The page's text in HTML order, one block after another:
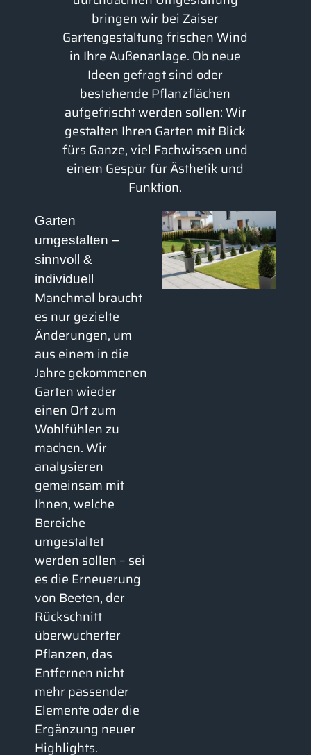
bringen wir bei Zaiser
Gartengestaltung frischen Wind
in Ihre Außenanlage. Ob neue
Ideen gefragt sind oder
bestehende Pflanzflächen
aufgefrischt werden sollen: Wir
gestalten Ihren Garten mit Blick
fürs Ganze, viel Fachwissen und
einem Gespür für Ästhetik und
Funktion.
Garten
umgestalten –
sinnvoll &
individuell
Manchmal braucht
es nur gezielte
Änderungen, um
aus einem in die
Jahre gekommenen
Garten wieder
einen Ort zum
Wohlfühlen zu
machen. Wir
analysieren
gemeinsam mit
Ihnen, welche
Bereiche
umgestaltet
werden sollen – sei
es die Erneuerung
von Beeten, der
Rückschnitt
überwucherter
Pflanzen, das
Entfernen nicht
mehr passender
Elemente oder die
Ergänzung neuer
Highlights.